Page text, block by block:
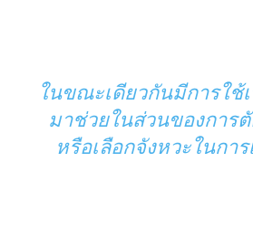
ในขณะเดียวกันมีการใช้
มาช่วยในส่วนของการ
หรือเลือกจังหวะในกา